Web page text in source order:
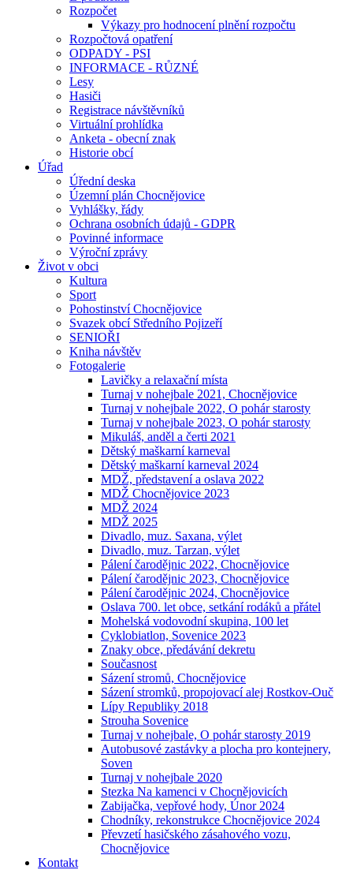
Rozpočet
Výkazy pro hodnocení plnění rozpočtu
Rozpočtová opatření
ODPADY - PSI
INFORMACE - RŮZNÉ
Lesy
Hasiči
Registrace návštěvníků
Virtuální prohlídka
Anketa - obecní znak
Historie obcí
Úřad
Úřední deska
Územní plán Chocnějovice
Vyhlášky, řády
Ochrana osobních údajů - GDPR
Povinné informace
Výroční zprávy
Život v obci
Kultura
Sport
Pohostinství Chocnějovice
Svazek obcí Středního Pojizeří
SENIOŘI
Kniha návštěv
Fotogalerie
Lavičky a relaxační místa
Turnaj v nohejbale 2021, Chocnějovice
Turnaj v nohejbale 2022, O pohár starosty
Turnaj v nohejbale 2023, O pohár starosty
Mikuláš, anděl a čerti 2021
Dětský maškarní karneval
Dětský maškarní karneval 2024
MDŽ, představení a oslava 2022
MDŽ Chocnějovice 2023
MDŽ 2024
MDŽ 2025
Divadlo, muz. Saxana, výlet
Divadlo, muz. Tarzan, výlet
Pálení čarodějnic 2022, Chocnějovice
Pálení čarodějnic 2023, Chocnějovice
Pálení čarodějnic 2024, Chocnějovice
Oslava 700. let obce, setkání rodáků a přátel
Mohelská vodovodní skupina, 100 let
Cyklobiatlon, Sovenice 2023
Znaky obce, předávání dekretu
Současnost
Sázení stromů, Chocnějovice
Sázení stromků, propojovací alej Rostkov-Ouč
Lípy Republiky 2018
Strouha Sovenice
Turnaj v nohejbale, O pohár starosty 2019
Autobusové zastávky a plocha pro kontejnery,
Soven
Turnaj v nohejbale 2020
Stezka Na kamenci v Chocnějovicích
Zabijačka, vepřové hody, Únor 2024
Chodníky, rekonstrukce Chocnějovice 2024
Převzetí hasičského zásahového vozu,
Chocnějovice
Kontakt